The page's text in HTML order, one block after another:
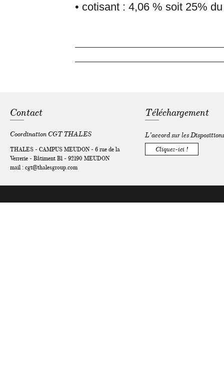
• cotisant : 4,06 % soit 25%
Contact
Coordination CGT THALES
THALES - CAMPUS MEUDON - 6 rue de la
Verrerie - Bâtiment B1 - 92190 MEUDON
mail : cgt@thalesgroup.com
Téléchargement
Cliquez-ici !
L'accord sur les